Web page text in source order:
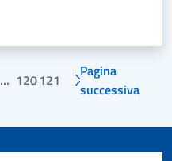
… 120121
Pagina
successiva